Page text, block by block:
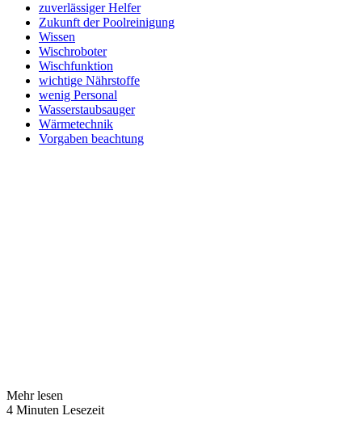
zuverlässiger Helfer
Zukunft der Poolreinigung
Wissen
Wischroboter
Wischfunktion
wichtige Nährstoffe
wenig Personal
Wasserstaubsauger
Wärmetechnik
Vorgaben beachtung
Mehr lesen
4 Minuten Lesezeit